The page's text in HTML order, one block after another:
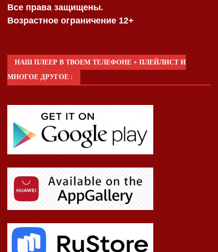
Все права защищены.
Возрастное ограничение 12+
НАШ ПЛЕЕР В ТВОЕМ ТЕЛЕФОНЕ + ПЛЕЙЛИСТ И
МНОГОЕ ДРУГОЕ :